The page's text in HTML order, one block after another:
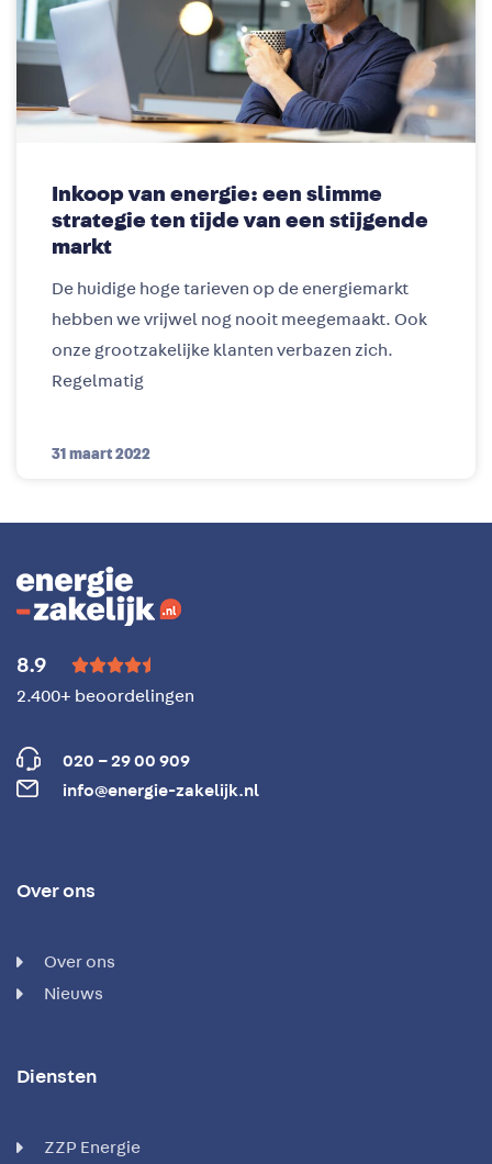
Inkoop van energie: een slimme
strategie ten tijde van een stijgende
markt
De huidige hoge tarieven op de energiemarkt
hebben we vrijwel nog nooit meegemaakt. Ook
onze grootzakelijke klanten verbazen zich.
Regelmatig
31 maart 2022
8.9 
2.400+ beoordelingen
020 – 29 00 909
info@energie-zakelijk.nl
Over ons
Over ons
Nieuws
Diensten
ZZP Energie